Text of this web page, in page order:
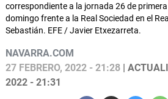
correspondiente a la jornada 26 de
domingo frente a la Real Sociedad en el
Sebastián. EFE / Javier Etxezarreta.
NAVARRA.COM
27 FEBRERO, 2022 - 21:28 |
2022 - 21:31